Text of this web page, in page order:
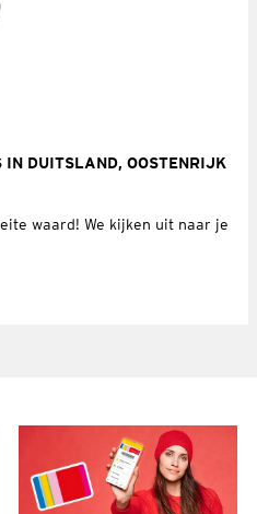
DUITSLAND, OOSTENRIJK
waard! We kijken uit naar je